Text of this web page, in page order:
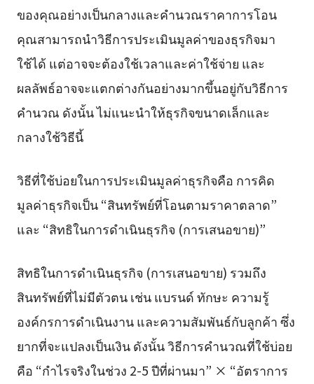
ของคุณอย่างเป็นกลางและคำนวณราคาการโอน
คุณสามารถนำวิธีการประเมินมูลค่าของธุรกิจมา
ใช้ได้ แต่อาจจะต้องใช้เวลาและค่าใช้จ่าย และ
ผลลัพธ์อาจจะแตกต่างกันอย่างมากขึ้นอยู่กับวิธีการ
คำนวณ ดังนั้น ไม่แนะนำให้ธุรกิจขนาดเล็กและ
กลางใช้วิธีนี้
วิธีที่ใช้บ่อยในการประเมินมูลค่าธุรกิจคือ การคิด
มูลค่าธุรกิจเป็น “สินทรัพย์ที่โอนตามราคาตลาด”
และ “สิทธิในการดำเนินธุรกิจ (การเสนอขาย)”
สิทธิในการดำเนินธุรกิจ (การเสนอขาย) รวมถึง
สินทรัพย์ที่ไม่มีตัวตน เช่น แบรนด์ ทักษะ ความรู้
องค์กรการดำเนินงาน และความสัมพันธ์กับลูกค้า ซึ่ง
ยากที่จะแปลงเป็นเงิน ดังนั้น วิธีการคำนวณที่ใช้บ่อย
คือ “กำไรจริงในช่วง 2-5 ปีที่ผ่านมา” × “อัตราการ